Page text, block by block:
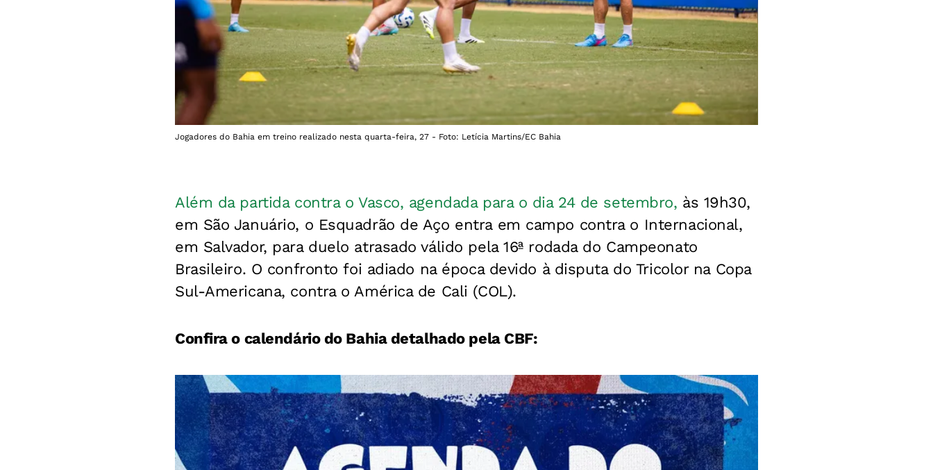
Jogadores do Bahia em treino realizado nesta quarta-feira, 27 - Foto: Letícia Martins/EC Bahia
Além da partida contra o Vasco, agendada para o dia 24 de setembro, às 19h30,
em São Januário, o Esquadrão de Aço entra em campo contra o Internacional,
em Salvador, para duelo atrasado válido pela 16ª rodada do Campeonato
Brasileiro. O confronto foi adiado na época devido à disputa do Tricolor na Copa
Sul-Americana, contra o América de Cali (COL).
Confira o calendário do Bahia detalhado pela CBF: